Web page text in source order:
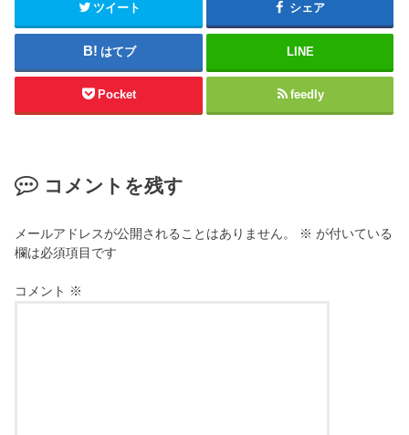
ツイート シェア
はてブ LINE
Pocket feedly
コメントを残す
メールアドレスが公開されることはありません。 ※ が付いている
欄は必須項目です
コメント ※